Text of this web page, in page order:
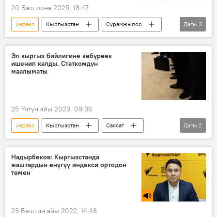
20 Баш оона 2025, 13:47
индекс Кыргызстан
Сурамжылоо
статистика
ишеним бийлик
Дагы 3
Эл кыргыз бийлигине көбүрөөк
ишенип калды. Статкомдун
маалыматы
25 Үчтүн айы 2023, 09:36
индекс Кыргызстан
Саясат
бийлик
ишеним
Дагы 2
Надырбеков: Кыргызстанда
жаштардын өнүгүү индекси ортодон
төмөн
23 Бештин айы 2022, 14:48